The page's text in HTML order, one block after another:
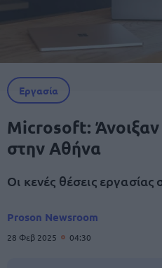
Εργασία
Microsoft: Άνοιξαν
στην Αθήνα
Οι κενές θέσεις
Proson Newsroom
28 Φεβ 2025 04:30